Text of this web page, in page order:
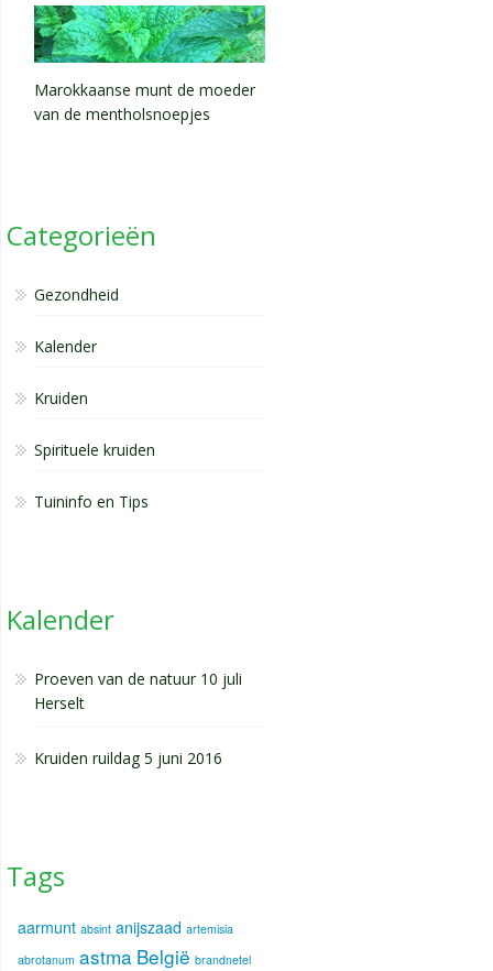
Marokkaanse munt de moeder
van de mentholsnoepjes
Categorieën
Gezondheid
Kalender
Kruiden
Spirituele kruiden
Tuininfo en Tips
Kalender
Proeven van de natuur 10 juli
Herselt
Kruiden ruildag 5 juni 2016
Tags
aarmunt absint anijszaad artemisia
abrotanum astma België brandnetel